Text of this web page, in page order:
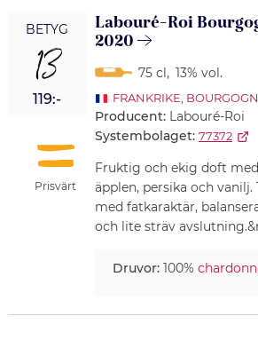
BETYG
13
119:-
Prisvärt
Labouré-Roi
2020
75 cl , 13% vol.
FRANKRIKE,
Producent: Labouré-Roi
Systembolaget: 77372
Fruktig och ekig doft
äpplen, persika och
med fatkaraktär,
och lite sträv
Druvor:100%